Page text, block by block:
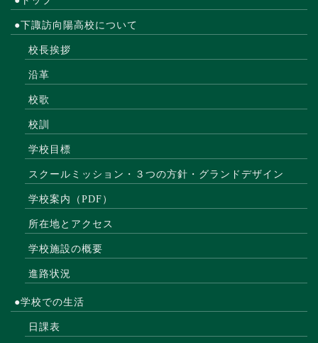
●下諏訪向陽高校について
校長挨拶
沿革
校歌
校訓
学校目標
スクールミッション・３つの方針・グランドデザイン
学校案内（PDF）
所在地とアクセス
学校施設の概要
進路状況
●学校での生活
日課表